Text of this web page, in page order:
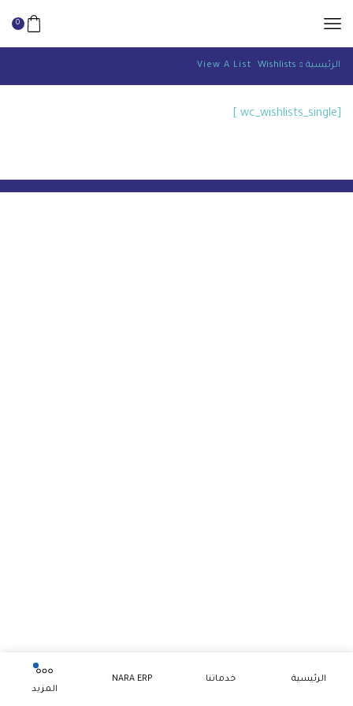
0
الرئيسية Wishlists
View A List
[wc_wishlists_single ]
الرئيسية خدماتنا
NARA ERP
المزيد